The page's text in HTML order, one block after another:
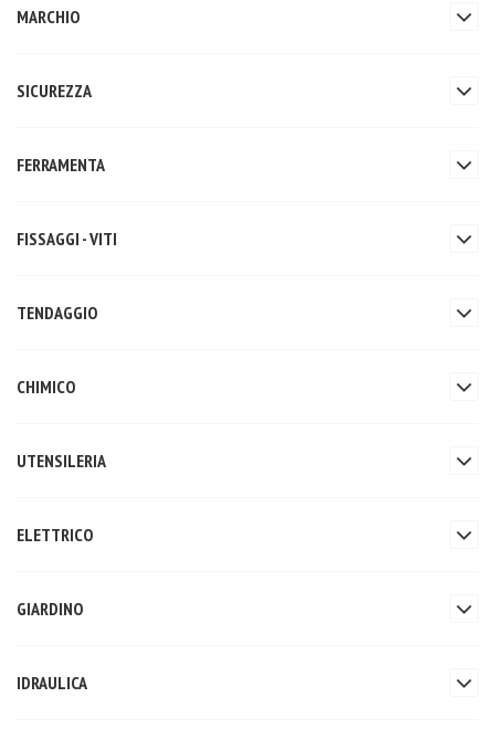
MARCHIO
SICUREZZA
FERRAMENTA
FISSAGGI - VITI
TENDAGGIO
CHIMICO
UTENSILERIA
ELETTRICO
GIARDINO
IDRAULICA